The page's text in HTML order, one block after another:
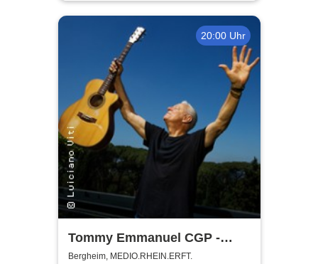
20:00 Uhr
Tommy Emmanuel CGP -
Living in the Light Tour
Bergheim, MEDIO.RHEIN.ERFT.